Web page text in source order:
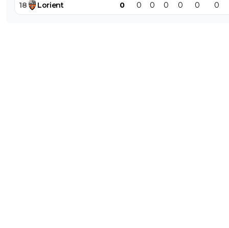
18 Lorient 0 0 0 0 0 0 0